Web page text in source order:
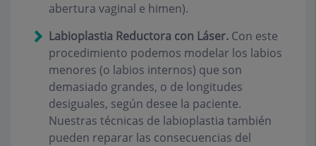
abertura vaginal e himen).
Labioplastia Reductora con Láser. Con este
procedimiento podemos modelar los labios
menores (o labios internos) que son
demasiado grandes, o de longitudes
desiguales, según desee la paciente.
Nuestras técnicas de labioplastia también
pueden reparar las consecuencias del